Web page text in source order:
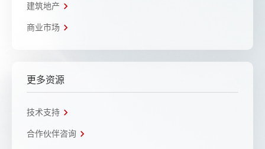
建筑地产
商业市场
更多资源
技术支持
合作伙伴咨询